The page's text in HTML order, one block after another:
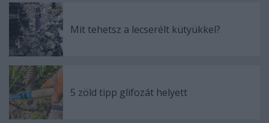
Mit tehetsz a lecserélt kütyükkel?
5 zöld tipp glifozát helyett